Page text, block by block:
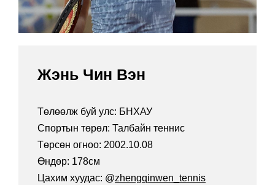
Жэнь Чин Вэн
Төлөөлж буй улс: БНХАУ
Спортын төрөл: Талбайн теннис
Төрсөн огноо: 2002.10.08
Өндөр: 178см
Цахим хуудас: @zhengqinwen_tennis